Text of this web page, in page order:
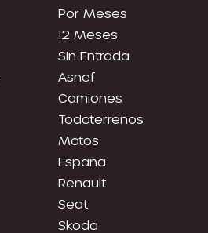
Por Meses
12 Meses
Sin Entrada
Asnef
Camiones
Todoterrenos
Motos
España
Renault
Seat
Skoda